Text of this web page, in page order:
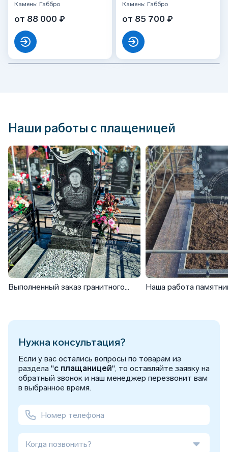
Камень: Габбро
от 88 000 ₽
Камень: Габбро
от 85 700 ₽
Наши работы с плащеницей
Выполненный заказ гранитного
Наша работа
Нужна консультация?
Если у вас остались вопросы по товарам из
раздела "с плащаницей", то оставляйте заявку на
обратный звонок и наш менеджер перезвонит вам
в выбранное время.
Когда позвонить?